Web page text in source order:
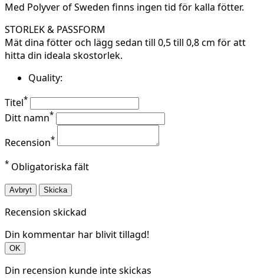
Med Polyver of Sweden finns ingen tid för kalla fötter.
STORLEK & PASSFORM
Mät dina fötter och lägg sedan till 0,5 till 0,8 cm för att
hitta din ideala skostorlek.
Quality:
Titel*
Ditt namn*
Recension*
* Obligatoriska fält
Avbryt Skicka
Recension skickad
Din kommentar har blivit tillagd!
OK
Din recension kunde inte skickas